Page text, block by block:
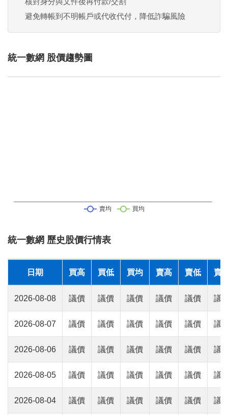
避免轉帳到不明帳戶或代收代付，降低詐騙風險
統一數網 股價趨勢圖
統一數網 歷史股價行情表
日期 買高 買低 買均 賣高 賣低 賣
2026-08-08 議價 議價 議價 議價 議價 議
2026-08-07 議價 議價 議價 議價 議價 議
2026-08-06 議價 議價 議價 議價 議價 議
2026-08-05 議價 議價 議價 議價 議價 議
2026-08-04 議價 議價 議價 議價 議價 議